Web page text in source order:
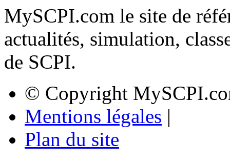
MySCPI.com le site de
actualités, simulation,
de SCPI.
© Copyright
Mentions légales |
Plan du site